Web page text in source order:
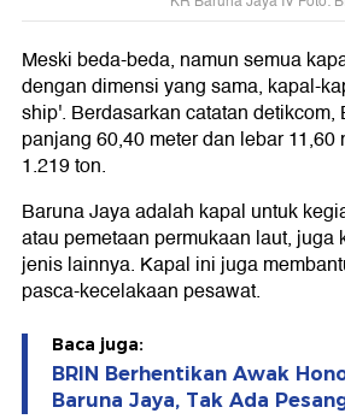
Meski beda-beda, namun semua
dengan dimensi yang sama, kapal-
ship'. Berdasarkan catatan
panjang 60,40 meter dan lebar 11,60
1.219 ton.
Baruna Jaya adalah kapal untuk
atau pemetaan permukaan laut, juga
jenis lainnya. Kapal ini juga
pasca-kecelakaan pesawat.
Baca juga:
BRIN Berhentikan Awak
Baruna Jaya, Tak Ada